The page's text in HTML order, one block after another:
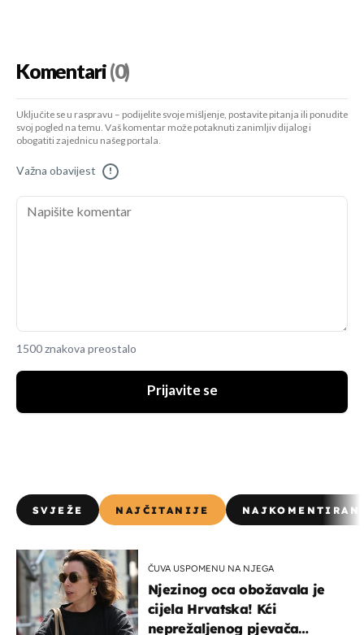
Komentari(0)
Uključite se u raspravu – podijelite svoje mišljenje, postavite pitanja ili ponudite
svoj pogled na temu. Vaš komentar može potaknuti zanimljiv dijalog i
obogatiti zajednicu našeg portala.
Važna obavijest !
1500 znakova preostalo
Prijavite se
SVJEŽE NAJČITANIJE
ČUVA USPOMENU NA NJEGA
Njezinog oca obožavala je
cijela Hrvatska! Kći
neprežaljenog pjevača